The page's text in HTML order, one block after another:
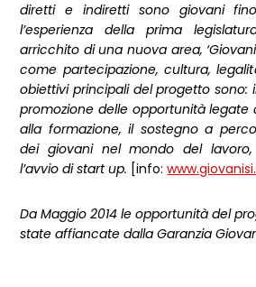
diretti e indiretti sono giovani
l’esperienza della prima
arricchito di una nuova area,
come partecipazione, cultura,
obiettivi principali del progetto sono:
promozione delle opportunità legate
alla formazione, il sostegno a
dei giovani nel mondo del
l’avvio di start up. [info:
Da Maggio 2014 le opportunità del
state affiancate dalla Garanzia